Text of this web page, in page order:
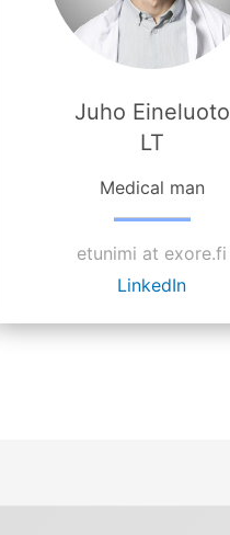
Juho Eineluoto
LT
Medical man
etunimi at exore.fi
LinkedIn